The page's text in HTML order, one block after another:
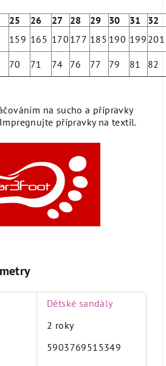
25 26 27 28 29 30 31
32
159 165 170 177 185 190 199 201
70 71 74 76 77 79 81 82
na sucho a přípravky
přípravky na textil.
Dětské sandály
2 roky
5903769515349